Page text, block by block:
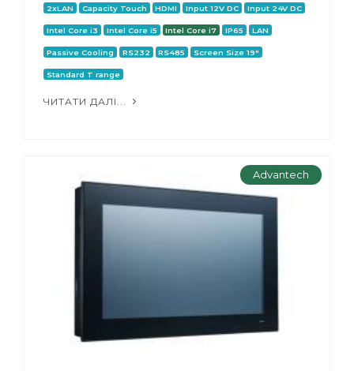
2xLAN Capacity Touch HDMI Input 12V DC Input 24V DC
Intel Core i3 Intel Core i5 Intel Core i7 IP65 LAN
Passive Cooling RS232 RS485 Screen Size 19"
Standard T range
ЧИТАТИ ДАЛІ...
Advantech